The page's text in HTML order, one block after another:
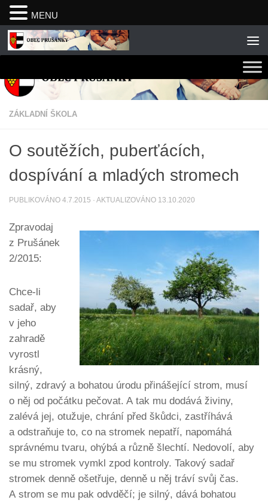
Skip to content
ZÁKLADNÍ ŠKOLA
O soutěžích, puberťácích,
dospívání a mladých stromech
PUBLIKOVÁNO 4.7.2015 · AKTUALIZOVÁNO 13.10.2020
Zpravodaj
z Prušánek
2/2015:
Chce-li
sadař, aby
v jeho
zahradě
vyrostl
krásný,
silný, zdravý a bohatou úrodu přinášející strom, musí
o něj od počátku pečovat. A tak mu dodává živiny,
zalévá jej, otužuje, chrání před škůdci, zastříhává
a odstraňuje to, co na stromek nepatří, napomáhá
správnému tvaru, ohýbá a různě šlechtí. Nedovolí, aby
se mu stromek vymkl zpod kontroly. Takový sadař
stromek denně ošetřuje, denně u něj tráví svůj čas.
A strom se mu pak odvděčí; je silný, dává bohatou
MENU